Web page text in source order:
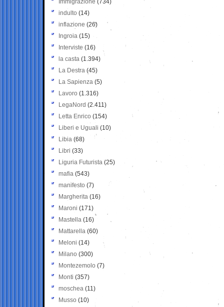
Immigrazione (734)
indulto (14)
inflazione (26)
Ingroia (15)
Interviste (16)
la casta (1.394)
La Destra (45)
La Sapienza (5)
Lavoro (1.316)
LegaNord (2.411)
Letta Enrico (154)
Liberi e Uguali (10)
Libia (68)
Libri (33)
Liguria Futurista (25)
mafia (543)
manifesto (7)
Margherita (16)
Maroni (171)
Mastella (16)
Mattarella (60)
Meloni (14)
Milano (300)
Montezemolo (7)
Monti (357)
moschea (11)
Musso (10)